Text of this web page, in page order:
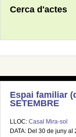
Cerca d'actes
Espai familiar
SETEMBRE
LLOC: Casal Mira-sol
DATA: Del 30 de juny